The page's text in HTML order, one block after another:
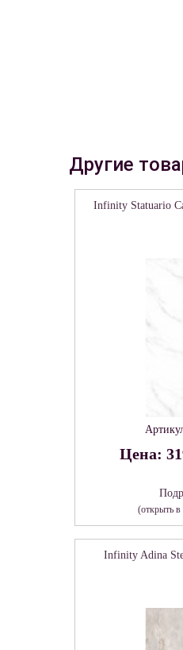
Другие
Infinity Statuario
Цена:
(открыть
Infinity Adina